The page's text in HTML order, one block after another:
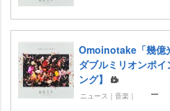
Omoinotake「幾億
ダブルミリオンポ
ング】
ニュース｜音楽｜